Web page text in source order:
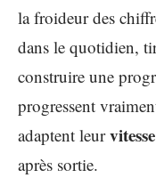
la froideur des
dans le quotidien,
construire une
progressent
adaptent leur
après sortie.